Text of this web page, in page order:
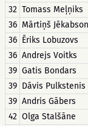
32 Tomass Meļņiks
36 Mārtiņš
36 Ēriks Lobuzovs
36 Andrejs Voitks
39 Gatis Bondars
39 Dāvis Pulkstenis
39 Andris Gābers
42 Olga Stalšāne